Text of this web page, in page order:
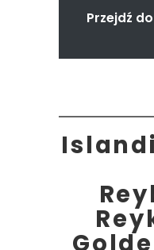
Przejdź